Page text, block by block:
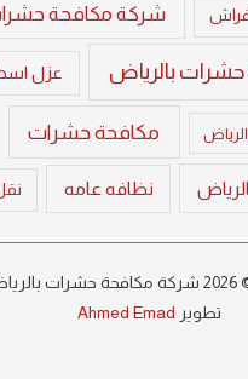
شركة مكافحة
بالرياض عزل
مكافحة حشرات
نظافه عامه
تطوير Ahmed Emad